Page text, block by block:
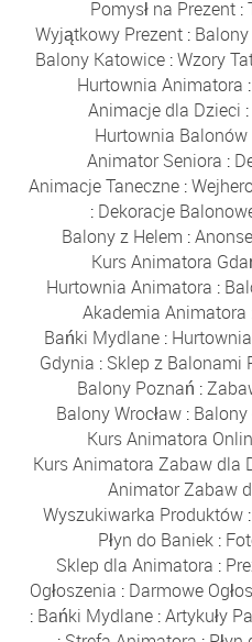
Pomysł na Prezent :
Wyjątkowy Prezent:
Balony Katowice:Wzory
Hurtownia Animatora :
Animacje dla Dzieci :
Hurtownia
Animator Seniora :
Animacje Taneczne :
: Dekoracje
Balony z Helem :Anonse
Kurs Animatora
Hurtownia Animatora :
Akademia Animatora
Bańki Mydlane :
Gdynia : Sklep z Balonami
Balony Poznań :
Balony Wrocław :
Kurs Animatora
Kurs Animatora Zabaw dla
Animator Zabaw
Wyszukiwarka Produktów :
Płyn do Baniek:
Sklep dla Animatora :
Ogłoszenia : Darmowe
: Bańki Mydlane :Artykuły